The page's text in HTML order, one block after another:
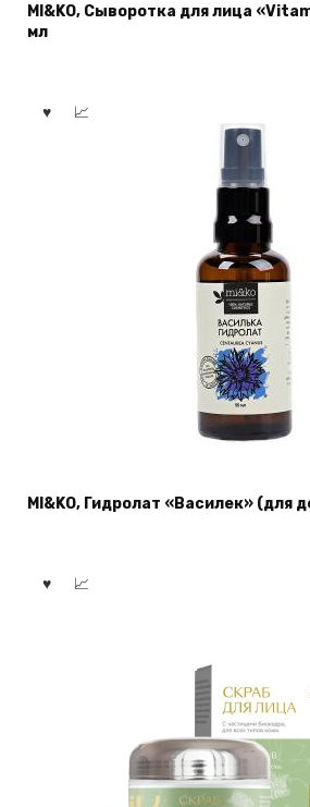
MI&KO, Сыворотка для лица
мл
MI&KO, Гидролат «Василек» (для